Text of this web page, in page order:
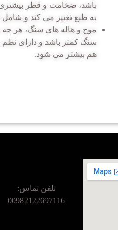
باشد، ضخامت و قطر
به طبع تغییر می کند و
موج و هاله های سنگ، هر چه
سنگ کمتر باشد و دارای
هم بیشتر می شود.
تلفن تماس:
00982122697116